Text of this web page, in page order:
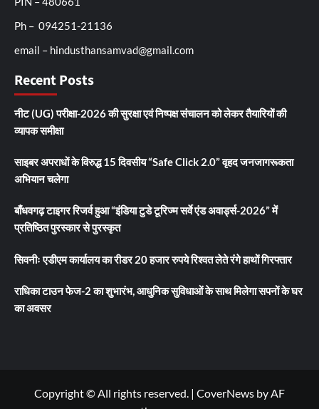
Ph – 094251-21136
email – hindusthansamvad@gmail.com
Recent Posts
नीट (UG) परीक्षा-2026 की सुरक्षा एवं निष्पक्ष संचालन को लेकर तैयारियों की
व्यापक समीक्षा
साइबर अपराधों के विरुद्ध 15 दिवसीय “Safe Click 2.0” वृहद जनजागरूकता
अभियान चलेगा
बाँधवगढ़ टाइगर रिजर्व हुआ “इंडिया टुडे टूरिज्म सर्वे एंड अवार्ड्स-2026” में
प्रतिष्ठित पुरस्कार से पुरस्कृत
सिवनीः एडीएम कार्यालय का रीडर 20 हजार रुपये रिश्वत लेते रंगे हाथों गिरफ्तार
राधिका टाउन फेज-2 का शुभारंभ, आधुनिक सुविधाओं के साथ मिलेगा सपनों के घर
का अवसर
Copyright © All rights reserved. | CoverNews by AF